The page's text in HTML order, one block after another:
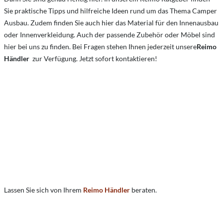
Sie praktische Tipps und hilfreiche Ideen rund um das Thema Camper
Ausbau. Zudem finden Sie auch hier das Material für den Innenausbau
oder Innenverkleidung. Auch der passende Zubehör oder Möbel sind
hier bei uns zu finden. Bei Fragen stehen Ihnen jederzeit unsereReimo
Händler zur Verfügung. Jetzt sofort kontaktieren!
Lassen Sie sich von Ihrem Reimo Händler beraten.